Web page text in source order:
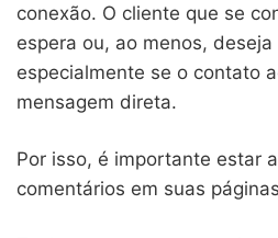
conexão. O cliente que se
espera ou, ao menos,
especialmente se o contato
mensagem direta.
Por isso, é importante estar
comentários em suas